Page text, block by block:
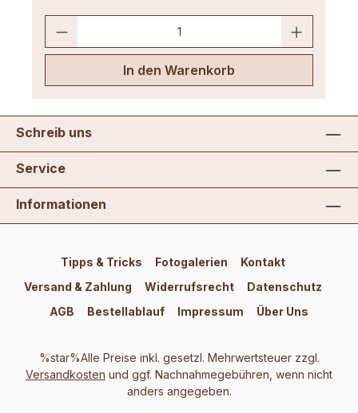
In den Warenkorb
Schreib uns
Service
Informationen
Tipps & Tricks Fotogalerien
Kontakt
Versand & Zahlung
Widerrufsrecht
Datenschutz
AGB
Bestellablauf Impressum Über Uns
%star%Alle Preise inkl. gesetzl. Mehrwertsteuer zzgl.
Versandkosten und ggf. Nachnahmegebühren, wenn nicht
anders angegeben.